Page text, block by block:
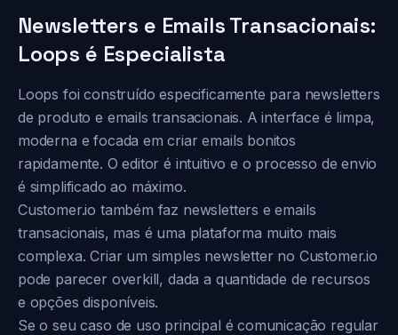
Newsletters e Emails Transacionais:
Loops é Especialista
Loops foi construído especificamente para newsletters
de produto e emails transacionais. A interface é limpa,
moderna e focada em criar emails bonitos
rapidamente. O editor é intuitivo e o processo de envio
é simplificado ao máximo.
Customer.io também faz newsletters e emails
transacionais, mas é uma plataforma muito mais
complexa. Criar um simples newsletter no Customer.io
pode parecer overkill, dada a quantidade de recursos
e opções disponíveis.
Se o seu caso de uso principal é comunicação regular